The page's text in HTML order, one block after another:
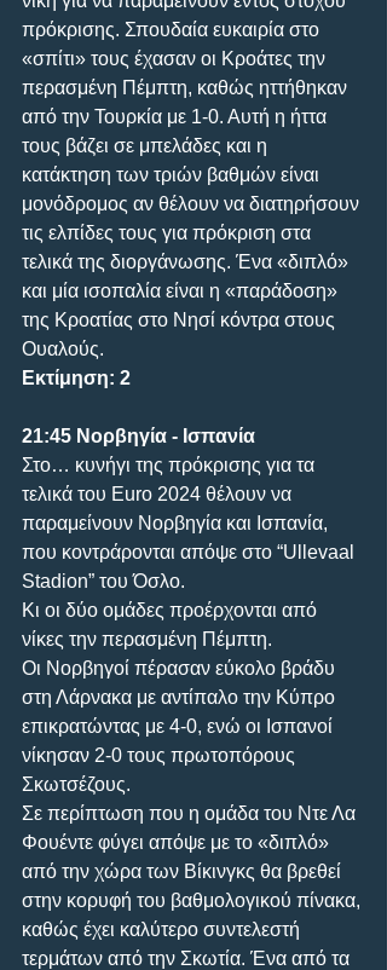
πρόκρισης. Σπουδαία ευκαιρία στο
«σπίτι» τους έχασαν οι Κροάτες την
περασμένη Πέμπτη, καθώς ηττήθηκαν
από την Τουρκία με 1-0. Αυτή η ήττα
τους βάζει σε μπελάδες και η
κατάκτηση των τριών βαθμών είναι
μονόδρομος αν θέλουν να διατηρήσουν
τις ελπίδες τους για πρόκριση στα
τελικά της διοργάνωσης. Ένα «διπλό»
και μία ισοπαλία είναι η «παράδοση»
της Κροατίας στο Νησί κόντρα στους
Ουαλούς.
Εκτίμηση: 2
21:45 Νορβηγία - Ισπανία
Στο… κυνήγι της πρόκρισης για τα
τελικά του Euro 2024 θέλουν να
παραμείνουν Νορβηγία και Ισπανία,
που κοντράρονται απόψε στο “Ullevaal
Stadion” του Όσλο.
Κι οι δύο ομάδες προέρχονται από
νίκες την περασμένη Πέμπτη.
Οι Νορβηγοί πέρασαν εύκολο βράδυ
στη Λάρνακα με αντίπαλο την Κύπρο
επικρατώντας με 4-0, ενώ οι Ισπανοί
νίκησαν 2-0 τους πρωτοπόρους
Σκωτσέζους.
Σε περίπτωση που η ομάδα του Ντε Λα
Φουέντε φύγει απόψε με το «διπλό»
από την χώρα των Βίκινγκς θα βρεθεί
στην κορυφή του βαθμολογικού πίνακα,
καθώς έχει καλύτερο συντελεστή
τερμάτων από την Σκωτία. Ένα από τα